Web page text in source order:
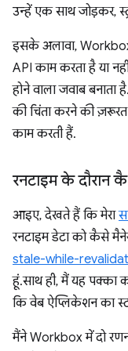
उन्हें एक साथ जोड़कर,
इसके अलावा,
API काम करता है या
होने वाला जवाब
की चिंता करने की ज़रूरत
काम करती हैं.
रनटाइम के दौरान
आइए, देखते हैं कि मेरा
रनटाइम डेटा को कैसे
stale-while-
हूं. साथ ही, मैं यह पक्का
कि वेब ऐप्लिकेशन का
मैंने Workbox में दो